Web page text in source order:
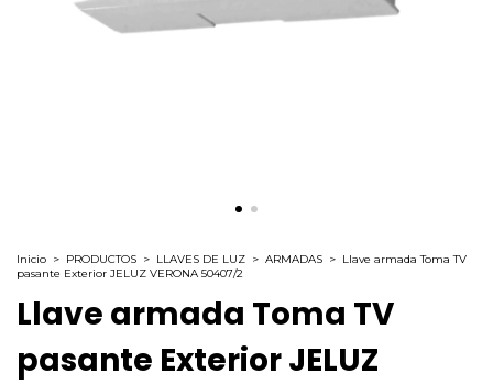
Inicio > PRODUCTOS > LLAVES DE LUZ > ARMADAS > Llave armada Toma TV
pasante Exterior JELUZ VERONA 50407/2
Llave armada Toma TV
pasante Exterior JELUZ